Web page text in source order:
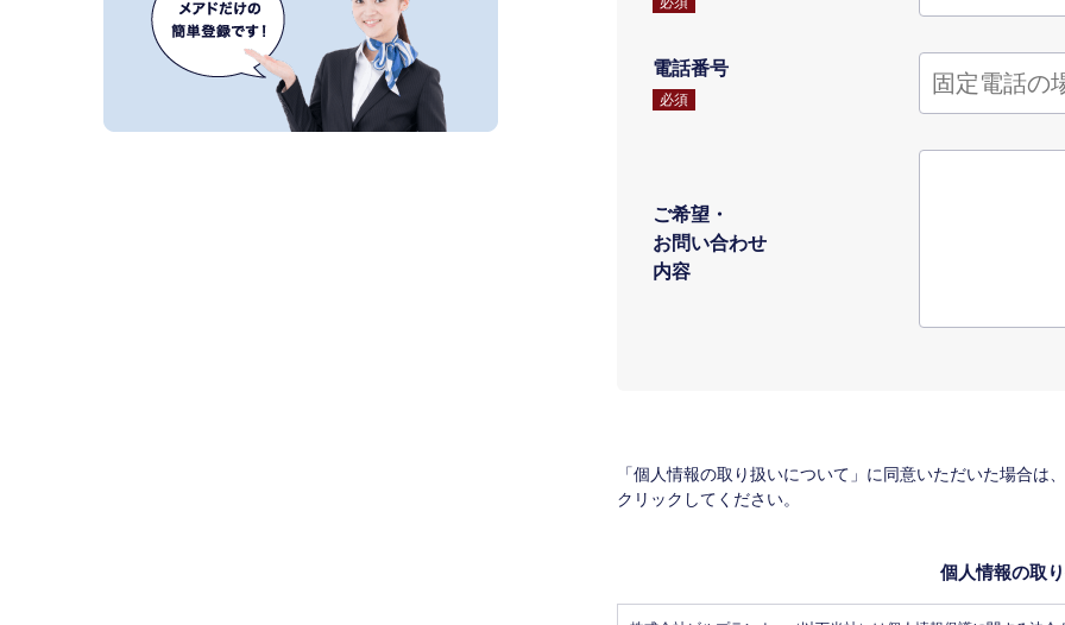
電話番号
必須
ご希望・
お問い合わせ
内容
「個人情報の取り扱いについて」に同意いただいた場合
クリックしてください。
個人情報の取